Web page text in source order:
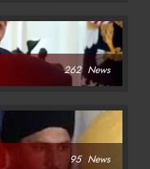
262 News
95 News